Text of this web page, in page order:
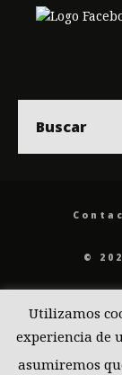
©
Utilizamos
experiencia de
asumiremos